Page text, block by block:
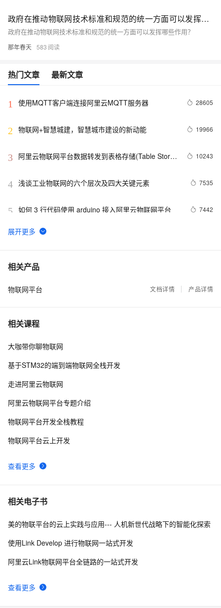
政府在推动物联网技术标准和规范的统一方面可以发挥哪些作用？
政府在推动物联网技术标准和规范的统一方面可以发挥哪些作用？
那年春天 583
热门文章 最新文章
1 使用MQTT客户端连接阿里云MQTT服务器 28605
2 物联网+智慧城建，智慧城市建设的新动能 19966
3
阿里云物联网平台数据转发到表格存储(Table Store)
10243
4 浅谈工业物联网的六个层次及四大关键元素 7535
5 如何 3 行代码使用 arduino 接入阿里云物联网平台 7442
6 AliOS Things SIG BLE Mesh网络的介绍和搭建
7 一张图看懂阿里云新发布的物联网设备上云神器——
8 阿里云IoT2018年度十佳合作伙伴20强入围企业公布 6758
9
10阿里云物联网平台IoT Studio，帮助用户经济高效的完
相关产品
物联网平台 文档详情 产品详情
相关课程
查看更多
大咖带你聊物联网
基于STM32的端到端物联网全栈开发
走进阿里云物联网
阿里云物联网平台专题介绍
物联网平台开发全栈教程
物联网平台云上开发
相关电子书
查看更多
美的物联平台的云上实践与应用--- 人机新世代战略下的智能化探索
使用Link Develop 进行物联网一站式开发
阿里云Link物联网平台全链路的一站式开发